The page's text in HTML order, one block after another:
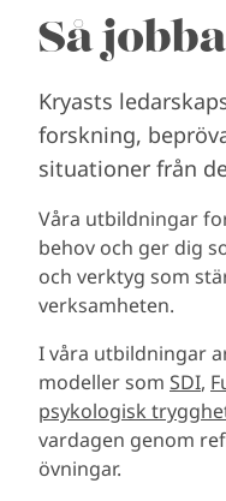
Så
Kryasts
forskning,
situationer från
Våra utbildningar
behov och ger dig
och verktyg som
verksamheten.
I våra utbildningar
modeller som SDI,
psykologisk
vardagen genom
övningar.